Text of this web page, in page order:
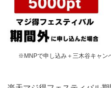
※MNPで申し込み＋三木谷キャン